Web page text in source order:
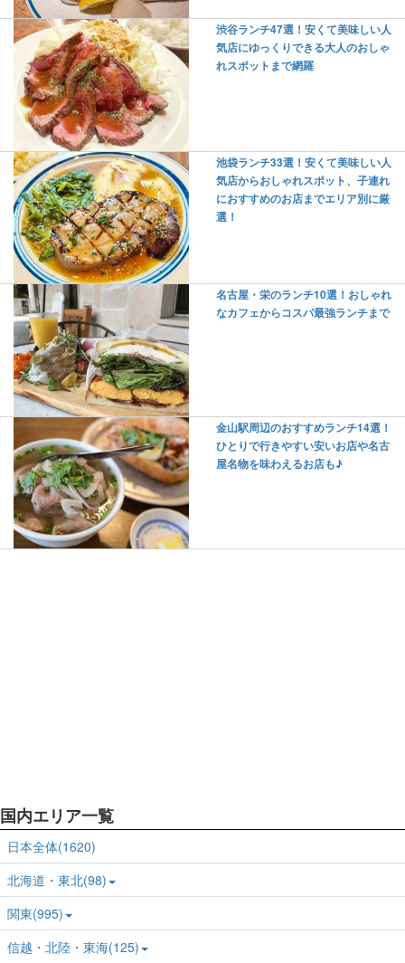
渋谷ランチ47選！安くて美味しい人
気店にゆっくりできる大人のおしゃ
れスポットまで網羅
池袋ランチ33選！安くて美味しい人
気店からおしゃれスポット、子連れ
におすすめのお店までエリア別に厳
選！
名古屋・栄のランチ10選！おしゃれ
なカフェからコスパ最強ランチまで
金山駅周辺のおすすめランチ14選！
ひとりで行きやすい安いお店や名古
屋名物を味わえるお店も♪
国内エリア一覧
日本全体(1620)
北海道・東北(98)
関東(995)
信越・北陸・東海(125)